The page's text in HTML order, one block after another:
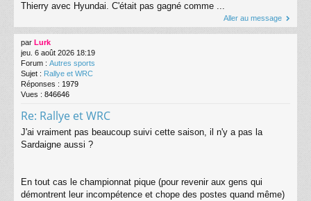
Thierry avec Hyundai. C'était pas gagné comme ...
Aller au message
par Lurk
jeu. 6 août 2026 18:19
Forum : Autres sports
Sujet : Rallye et WRC
Réponses : 1979
Vues : 846646
Re: Rallye et WRC
J'ai vraiment pas beaucoup suivi cette saison, il n'y a pas la
Sardaigne aussi ?
En tout cas le championnat pique (pour revenir aux gens qui
démontrent leur incompétence et chope des postes quand même)